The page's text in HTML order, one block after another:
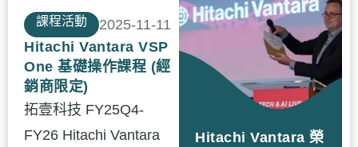
課程活動
2025-11-11
Hitachi Vantara VSP
One 基礎操作課程 (經
銷商限定)
拓壹科技 FY25Q4-
FY26 Hitachi Vantara
Hitachi Vantara 榮